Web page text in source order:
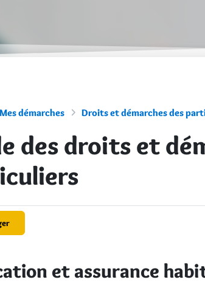
Mes démarches Droits et démarches des
des droits et
et assurance